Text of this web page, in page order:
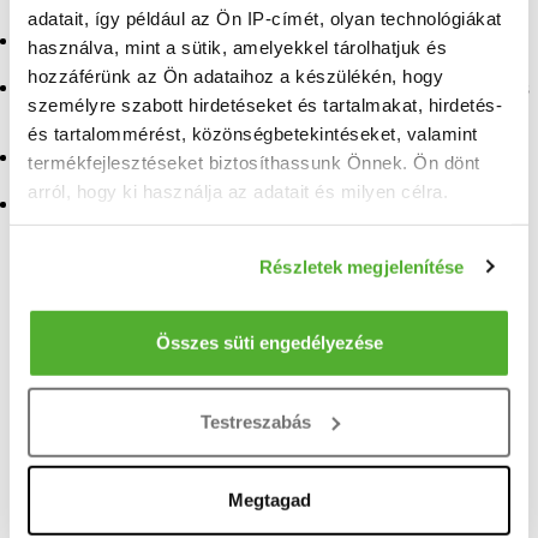
adatait, így például az Ön IP-címét, olyan technológiákat
használva, mint a sütik, amelyekkel tárolhatjuk és
hozzáférünk az Ön adataihoz a készülékén, hogy
személyre szabott hirdetéseket és tartalmakat, hirdetés-
és tartalommérést, közönségbetekintéseket, valamint
termékfejlesztéseket biztosíthassunk Önnek. Ön dönt
arról, hogy ki használja az adatait és milyen célra.
Információgyűjtés az Ön földrajzi elhelyezkedéséről
pár méteres pontossággal
Az Ön készülékén beazonosítása annak konkrét
módjairól és adja meg preferenciáit a
pontban. Bármikor módosíthatja vagy visszavonhatja a
Sütinyilatkozathoz való hozzájárulását.
Részletek megjelenítése
Összes süti engedélyezése
Testreszabás
Megtagad
Eladó ingatlan Galgagyörk
Eladó ingatlan
Pilisszentiván
Eladó ingatlan Kistarcsa
Eladó ingatlan Tura
Eladó ingatlan Sződliget
Eladó ingatlan Nagymaros
Eladó ingatlan Vác
Eladó ingatlan Üröm
+36 1 690
TELEFONSZÁM FELFEDÉSE
Gyenes Gyuláné Éva
referens